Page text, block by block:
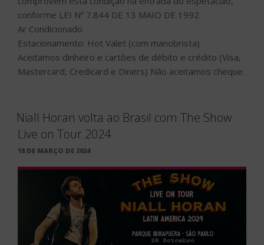
conforme LEI Nº 7.844 DE 13 MAIO DE 1992.
Ar Condicionado
Estacionamento: Hot Valet (com manobrista)
Aceitamos dinheiro e cartões de débito e crédito (Visa,
Mastercard, Credicard e Diners) Não aceitamos cheque.
Niall Horan volta ao Brasil com The Show
Live on Tour 2024
PUBLICADO
18 DE MARÇO DE 2024